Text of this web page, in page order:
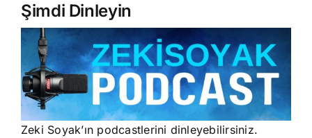
Şimdi Dinleyin
Zeki Soyak’ın podcastlerini dinleyebilirsiniz.